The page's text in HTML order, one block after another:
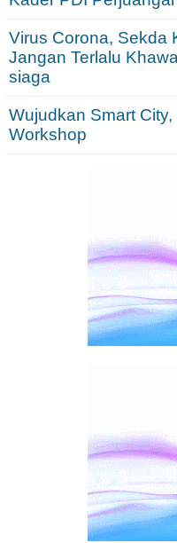
Virus Corona, Sekda
Jangan Terlalu
siaga
Wujudkan Smart
Workshop